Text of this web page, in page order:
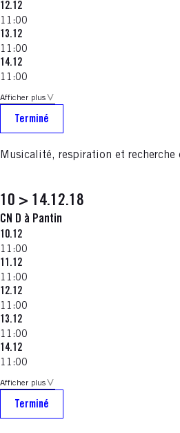
12.12
11:00
13.12
11:00
14.12
11:00
Afficher plus
Terminé
Musicalité, respiration et recherche
10 > 14.12.18
CN D à Pantin
10.12
11:00
11.12
11:00
12.12
11:00
13.12
11:00
14.12
11:00
Afficher plus
Terminé